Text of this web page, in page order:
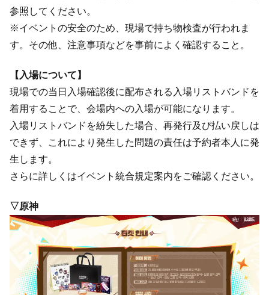
参照してください。
※イベントの安全のため、現場で持ち物検査が行われま
す。その他、注意事項などを事前によく確認すること。
【入場について】
現場での当日入場確認後に配布される入場リストバンドを
着用することで、会場内への入場が可能になります。
入場リストバンドを紛失した場合、再発行及び払い戻しは
できず、これにより発生した問題の責任は予約者本人に発
生します。
さらに詳しくはイベント統合規定案内をご確認ください。
▽原神